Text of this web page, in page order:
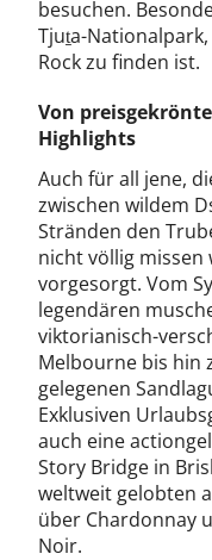
besuchen.
Tjuṯa-
Rock zu finden ist.
Von
Highlights
Auch für all jene,
zwischen wildem
Stränden den
nicht völlig missen
vorgesorgt. Vom
legendären
viktorianisch-
Melbourne bis hin
gelegenen
Exklusiven
auch eine
Story Bridge in
weltweit gelobten
über Chardonnay
Noir.